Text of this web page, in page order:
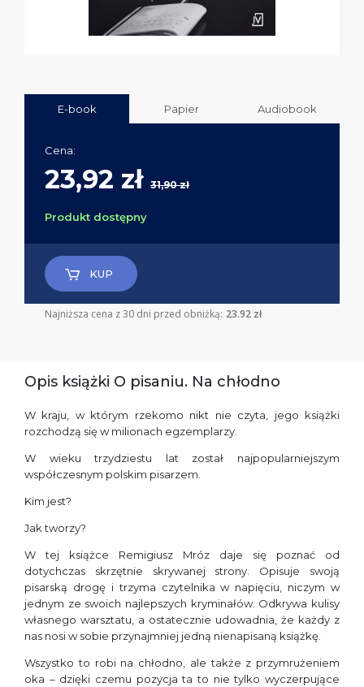
E-book Papier Audiobook
Cena:
23,92 zł 31,90 zł
Produkt dostępny
KUP
Najniższa cena z 30 dni przed obniżką: 23.92 zł
Opis książki O pisaniu. Na chłodno
W kraju, w którym rzekomo nikt nie czyta, jego książki
rozchodzą się w milionach egzemplarzy.
W wieku trzydziestu lat został najpopularniejszym
współczesnym polskim pisarzem.
Kim jest?
Jak tworzy?
W tej książce Remigiusz Mróz daje się poznać od
dotychczas skrzętnie skrywanej strony. Opisuje swoją
pisarską drogę i trzyma czytelnika w napięciu, niczym w
jednym ze swoich najlepszych kryminałów. Odkrywa kulisy
własnego warsztatu, a ostatecznie udowadnia, że każdy z
nas nosi w sobie przynajmniej jedną nienapisaną książkę.
Wszystko to robi na chłodno, ale także z przymrużeniem
oka – dzięki czemu pozycja ta to nie tylko wyczerpujące